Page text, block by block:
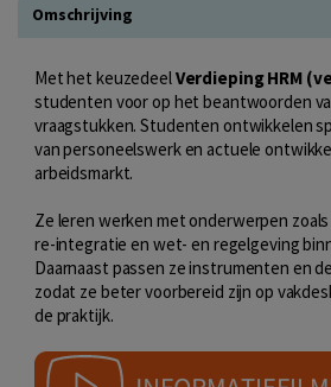
Omschrijving
Met het keuzedeelVerdieping HRM
studenten voor op het beantwoorden
vraagstukken. Studenten ontwikkelen
van personeelswerk en actuele
arbeidsmarkt.
Ze leren werken met onderwerpen
re-integratie en wet- en regelgeving
Daarnaast passen ze instrumenten en
zodat ze beter voorbereid zijn op
de praktijk.